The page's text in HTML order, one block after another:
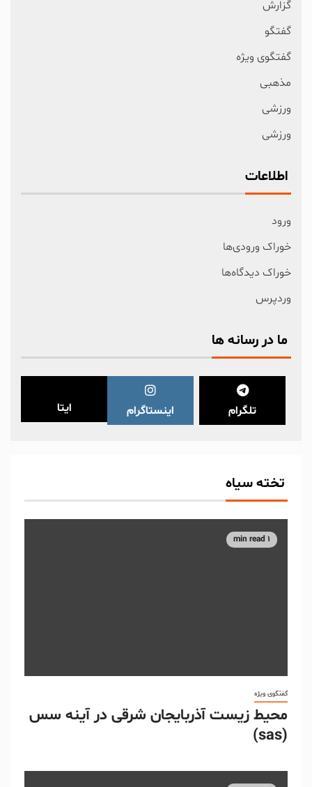
گزارش
گفتگو
گفتگوی ویژه
مذهبی
ورزشی
ورزشی
اطلاعات
ورود
خوراک ورودی‌ها
خوراک دیدگاه‌ها
وردپرس
ما در رسانه ها
تلگرام اینستاگرام ایتا
تخته سیاه
1 min read
گفتگوی ویژه
محیط زیست آذربایجان شرقی در آینه سس
(sas)